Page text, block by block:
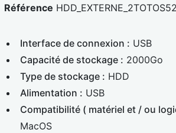
Référence
Interface de connexion : USB
Capacité de stockage : 2000Go
Type de stockage : HDD
Alimentation : USB
Compatibilité ( matériel et / ou
MacOS